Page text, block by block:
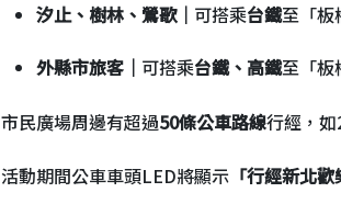
汐止、樹林、鶯歌｜ 可搭乘台鐵至「板
外縣市旅客｜ 可搭乘台鐵、高鐵至「板
市民廣場周邊有超過50條公車路線行經，
活動期間公車車頭LED將顯示 「行經新北歡